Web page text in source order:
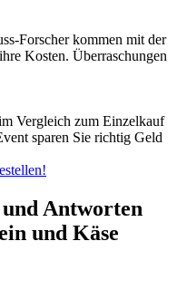
Forscher kommen mit der
Kosten. Überraschungen
Vergleich zum Einzelkauf
sparen Sie richtig Geld
Antworten
und Käse